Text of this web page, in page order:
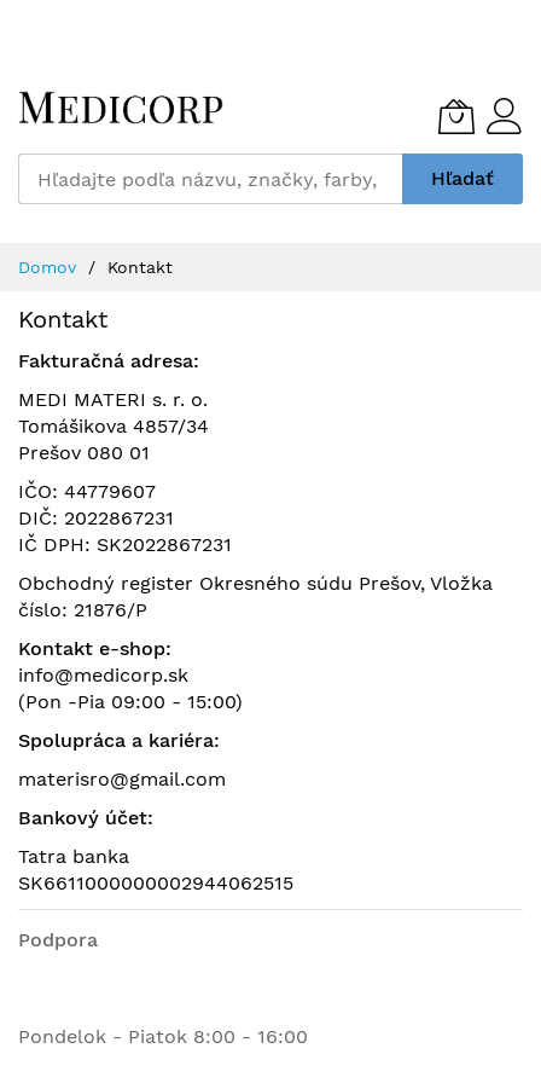
to
Content
Hľadať
Domov Kontakt
Kontakt
Fakturačná adresa:
MEDI MATERI s. r. o.
Tomášikova 4857/34
Prešov 080 01
IČO: 44779607
DIČ: 2022867231
IČ DPH: SK2022867231
Obchodný register Okresného súdu Prešov, Vložka
číslo: 21876/P
Kontakt e-shop:
info@medicorp.sk
(Pon -Pia 09:00 - 15:00)
Spolupráca a kariéra:
materisro@gmail.com
Bankový účet:
Tatra banka
SK6611000000002944062515
Podpora
Pondelok - Piatok 8:00 - 16:00